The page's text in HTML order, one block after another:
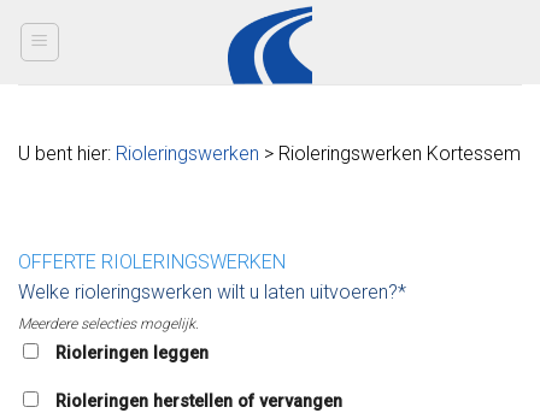
U bent hier: Rioleringswerken > Rioleringswerken Kortessem
OFFERTE RIOLERINGSWERKEN
Welke rioleringswerken wilt u laten uitvoeren?*
Meerdere selecties mogelijk.
Rioleringen leggen
Rioleringen herstellen of vervangen